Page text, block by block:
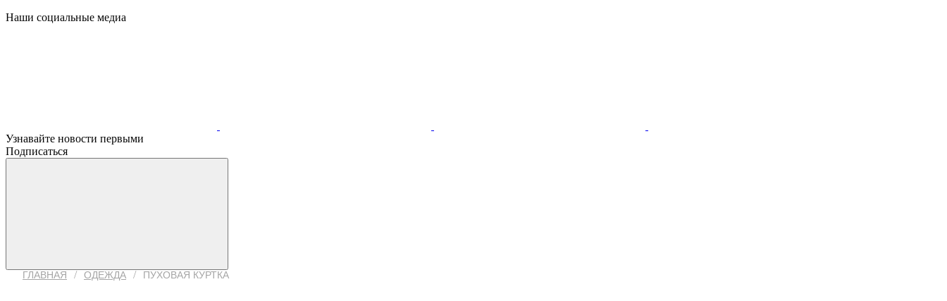
Наши социальные медиа
Узнавайте новости первыми
Подписаться
ГЛАВНАЯ / ОДЕЖДА / ПУХОВАЯ КУРТКА